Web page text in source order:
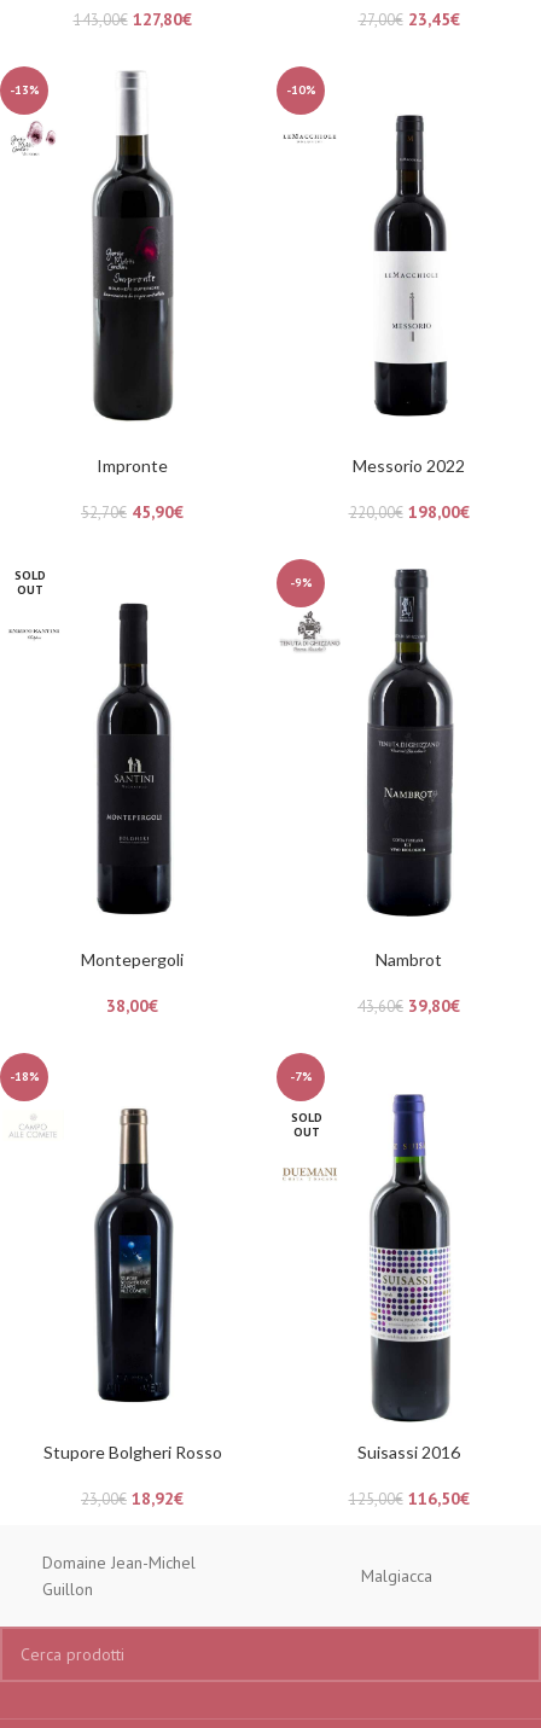
143,00€ 127,80€ 27,00€ 23,45€
-13%
Impronte
52,70€ 45,90€
-10%
Messorio 2022
220,00€ 198,00€
SOLD
OUT
Montepergoli
38,00€
-9%
Nambrot
43,60€ 39,80€
-18%
Stupore Bolgheri Rosso
23,00€ 18,92€
-7%
SOLD
OUT
Suisassi 2016
125,00€ 116,50€
Domaine Jean-Michel
Guillon
Malgiacca